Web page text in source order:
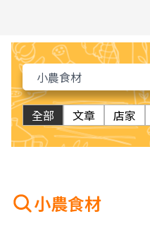
全部 文章 店家
小農食材